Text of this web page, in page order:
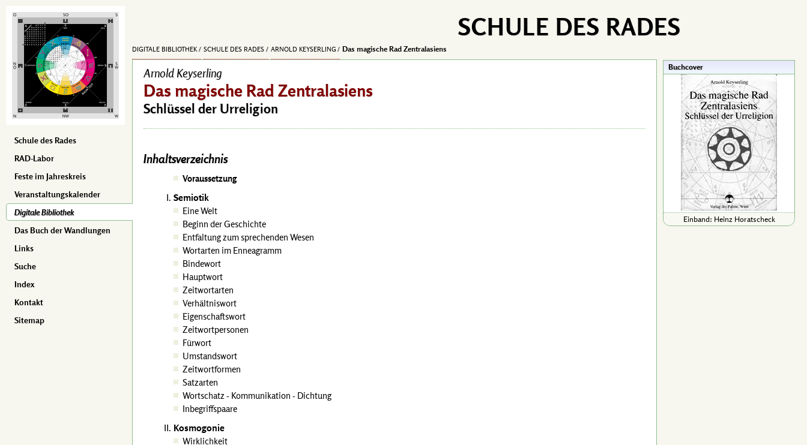
Schule des Rades
RAD-Labor
Feste im Jahreskreis
Veranstaltungskalender
Digitale Bibliothek
Das Buch der Wandlungen
Links
Suche
Index
Kontakt
Sitemap
SCHULE DES RADES
DIGITALE BIBLIOTHEK SCHULE DES RADES ARNOLD KEYSERLING Das magische Rad Zentralasiens
Arnold Keyserling
Das magische Rad Zentralasiens
Schlüssel der Urreligion
Inhaltsverzeichnis
Voraussetzung
Semiotik
Eine Welt
Beginn der Geschichte
Entfaltung zum sprechenden Wesen
Wortarten im Enneagramm
Bindewort
Hauptwort
Zeitwortarten
Verhältniswort
Eigenschaftswort
Zeitwortpersonen
Fürwort
Umstandswort
Zeitwortformen
Satzarten
Wortschatz - Kommunikation - Dichtung
Inbegriffspaare
Kosmogonie
Wirklichkeit
Buchcover
Einband: Heinz Horatscheck